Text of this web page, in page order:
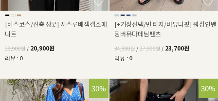
[비스코스/신축성굿] 시스루배색캡소매
니트
29,900원 / 20,900원
리뷰 : 0
[+기장선택/빈티지/버뮤다핏] 워싱인밴
딩버뮤다데님팬츠
34,900원 / 27,900원 / 23,700원
리뷰 : 0
30% 30%